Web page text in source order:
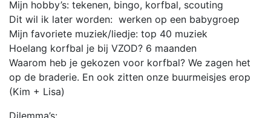
Mijn hobby’s: tekenen, bingo, korfbal, scouting
Dit wil ik later worden: werken op een babygroep
Mijn favoriete muziek/liedje: top 40 muziek
Hoelang korfbal je bij VZOD? 6 maanden
Waarom heb je gekozen voor korfbal? We zagen het
op de braderie. En ook zitten onze buurmeisjes erop
(Kim + Lisa)
Dilemma’s: